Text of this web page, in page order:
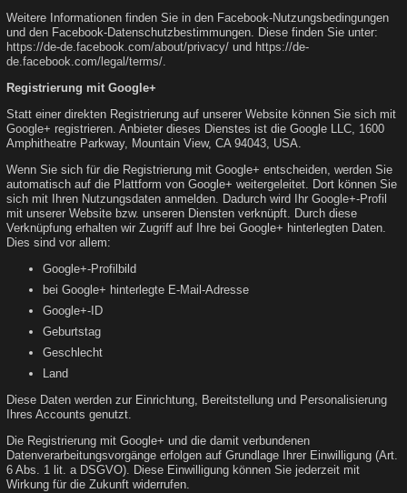
Weitere Informationen finden Sie in den Facebook-Nutzungsbedingungen
und den Facebook-Datenschutzbestimmungen. Diese finden Sie unter:
https://de-de.facebook.com/about/privacy/ und https://de-
de.facebook.com/legal/terms/.
Registrierung mit Google+
Statt einer direkten Registrierung auf unserer Website können Sie sich mit
Google+ registrieren. Anbieter dieses Dienstes ist die Google LLC, 1600
Amphitheatre Parkway, Mountain View, CA 94043, USA.
Wenn Sie sich für die Registrierung mit Google+ entscheiden, werden Sie
automatisch auf die Plattform von Google+ weitergeleitet. Dort können Sie
sich mit Ihren Nutzungsdaten anmelden. Dadurch wird Ihr Google+-Profil
mit unserer Website bzw. unseren Diensten verknüpft. Durch diese
Verknüpfung erhalten wir Zugriff auf Ihre bei Google+ hinterlegten Daten.
Dies sind vor allem:
Google+-Profilbild
bei Google+ hinterlegte E-Mail-Adresse
Google+-ID
Geburtstag
Geschlecht
Land
Diese Daten werden zur Einrichtung, Bereitstellung und Personalisierung
Ihres Accounts genutzt.
Die Registrierung mit Google+ und die damit verbundenen
Datenverarbeitungsvorgänge erfolgen auf Grundlage Ihrer Einwilligung (Art.
6 Abs. 1 lit. a DSGVO). Diese Einwilligung können Sie jederzeit mit
Wirkung für die Zukunft widerrufen.